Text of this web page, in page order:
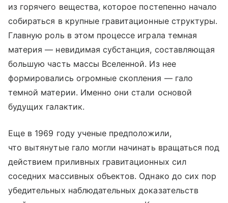
из горячего вещества, которое постепенно начало
собираться в крупные гравитационные структуры.
Главную роль в этом процессе играла темная
материя — невидимая субстанция, составляющая
большую часть массы Вселенной. Из нее
формировались огромные скопления — гало
темной материи. Именно они стали основой
будущих галактик.
Еще в 1969 году ученые предположили,
что вытянутые гало могли начинать вращаться под
действием приливных гравитационных сил
соседних массивных объектов. Однако до сих пор
убедительных наблюдательных доказательств